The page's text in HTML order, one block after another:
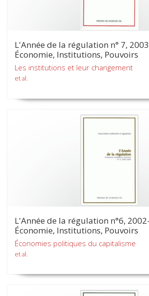
L'Année de la régulation n° 7,
Économie, Institutions, Pouvoirs
Les institutions et leur changement
et al.
L'Année de la régulation n°6,
Économie, Institutions, Pouvoirs
Économies politiques du capitalisme
et al.